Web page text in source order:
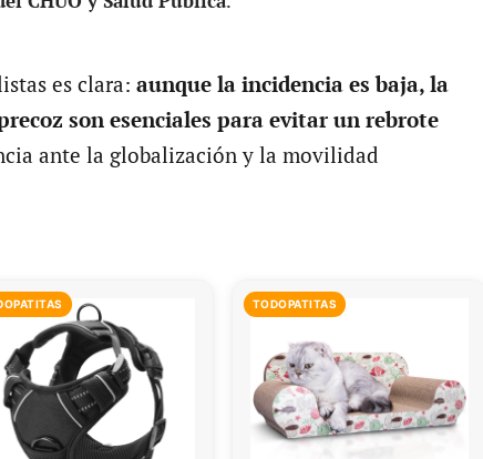
es clara: aunque la incidencia es baja, la
son esenciales para evitar un rebrote
ante la globalización y la movilidad
TODOPATITAS